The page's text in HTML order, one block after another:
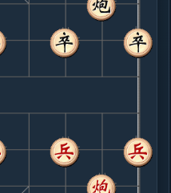
马三进四